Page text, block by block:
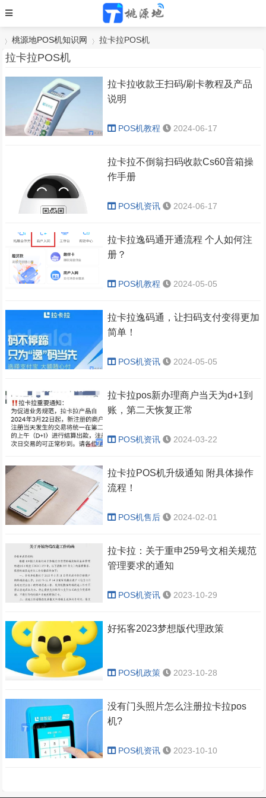
桃源地POS机知识网 拉卡拉POS机
拉卡拉POS机
拉卡拉收款王扫码/刷卡教程及产品
说明
POS机教程 2024-06-17
拉卡拉不倒翁扫码收款Cs60音箱操
作手册
POS机资讯 2024-06-17
拉卡拉逸码通开通流程 个人如何注
册？
POS机教程 2024-05-05
拉卡拉逸码通，让扫码支付变得更加
简单！
POS机资讯 2024-05-05
拉卡拉pos新办理商户当天为d+1到
账，第二天恢复正常
POS机资讯 2024-03-22
拉卡拉POS机升级通知 附具体操作
流程！
POS机售后 2024-02-01
拉卡拉：关于重申259号文相关规范
管理要求的通知
POS机资讯 2023-10-29
好拓客2023梦想版代理政策
POS机政策 2023-10-28
没有门头照片怎么注册拉卡拉pos
机?
POS机资讯 2023-10-10